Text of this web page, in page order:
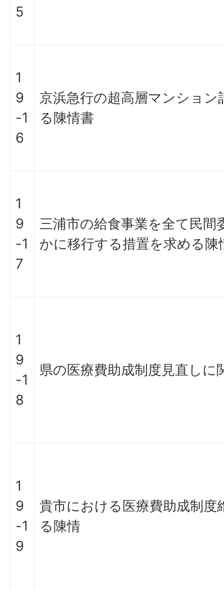
5
1
9
-1
6
京浜急行の超高層マンション
る陳情書
1
9
-1
7
三浦市の給食事業を全て民間
かに移行する措置を求める陳
1
9
-1
8
県の医療費助成制度見直しに
1
9
-1
9
貴市における医療費助成制度
る陳情